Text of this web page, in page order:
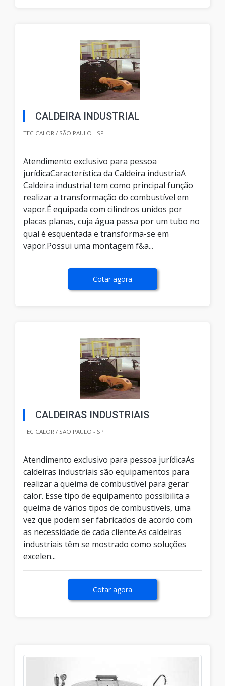
CALDEIRA INDUSTRIAL
TEC CALOR / SÃO PAULO - SP
Atendimento exclusivo para pessoa
jurídicaCaracterística da Caldeira industriaA
Caldeira industrial tem como principal função
realizar a transformação do combustível em
vapor.É equipada com cilindros unidos por
placas planas, cuja água passa por um tubo no
qual é esquentada e transforma-se em
vapor.Possui uma montagem f&a...
Cotar agora
CALDEIRAS INDUSTRIAIS
TEC CALOR / SÃO PAULO - SP
Atendimento exclusivo para pessoa jurídicaAs
caldeiras industriais são equipamentos para
realizar a queima de combustível para gerar
calor. Esse tipo de equipamento possibilita a
queima de vários tipos de combustiveis, uma
vez que podem ser fabricados de acordo com
as necessidade de cada cliente.As caldeiras
industriais têm se mostrado como soluções
excelen...
Cotar agora